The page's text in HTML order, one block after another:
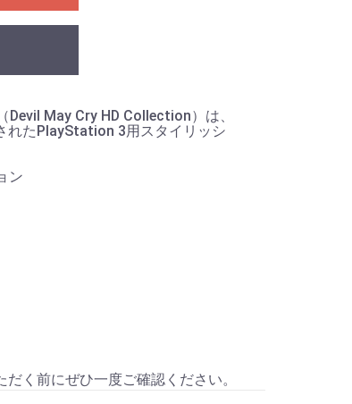
May Cry HD Collection）は、
れたPlayStation 3用スタイリッシ
ン
く前にぜひ一度ご確認ください。